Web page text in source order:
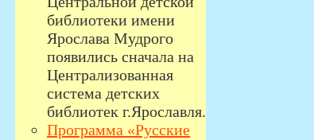
библиотеки имени
Ярослава Мудрого
появились сначала на
Централизованная
система детских
библиотек г.Ярославля.
Программа «Русские